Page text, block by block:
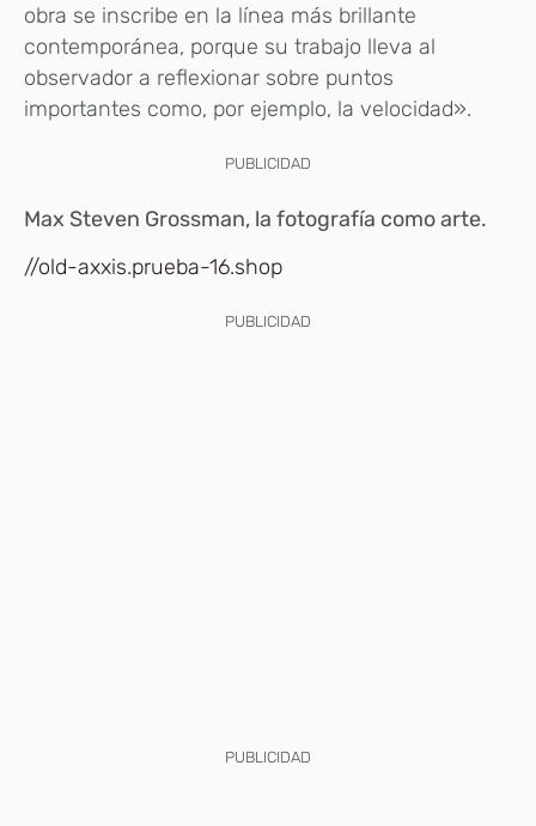
obra se inscribe en la línea más brillante
contemporánea, porque su trabajo lleva al
observador a reflexionar sobre puntos
importantes como, por ejemplo, la velocidad».
PUBLICIDAD
Max Steven Grossman, la fotografía como arte.
//old-axxis.prueba-16.shop
PUBLICIDAD
PUBLICIDAD